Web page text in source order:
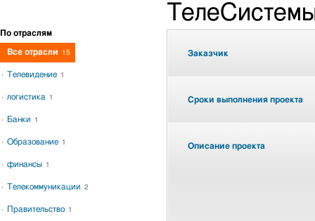
Заказчик
Сроки выполнения проекта
Описание проекта
По отраслям
Все отрасли 15
Телевидение 1
логистика 1
Банки 1
Образование 1
финансы 1
Телекоммуникации 2
Правительство 1